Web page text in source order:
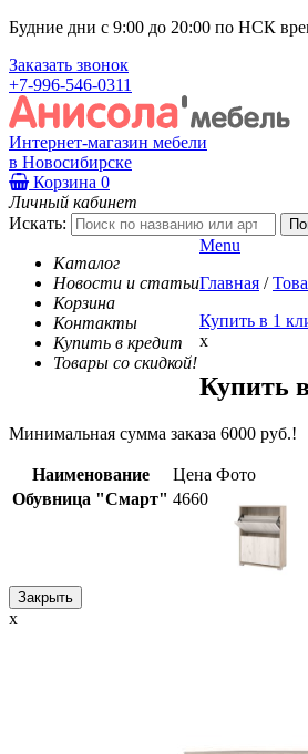
Будние дни с 9:00 до 20:00 по НСК
Заказать звонок
+7-996-546-0311
Интернет-магазин мебели
в Новосибирске
Корзина 0
Личный кабинет
Искать:
Каталог
Новости и статьи
Корзина
Контакты
Купить в кредит
Товары со скидкой!
Menu
Главная /
Купить в 1
x
Купить
Минимальная сумма заказа 6000 руб.!
Наименование Цена Фото
Обувница "Смарт" 4660
Закрыть
x